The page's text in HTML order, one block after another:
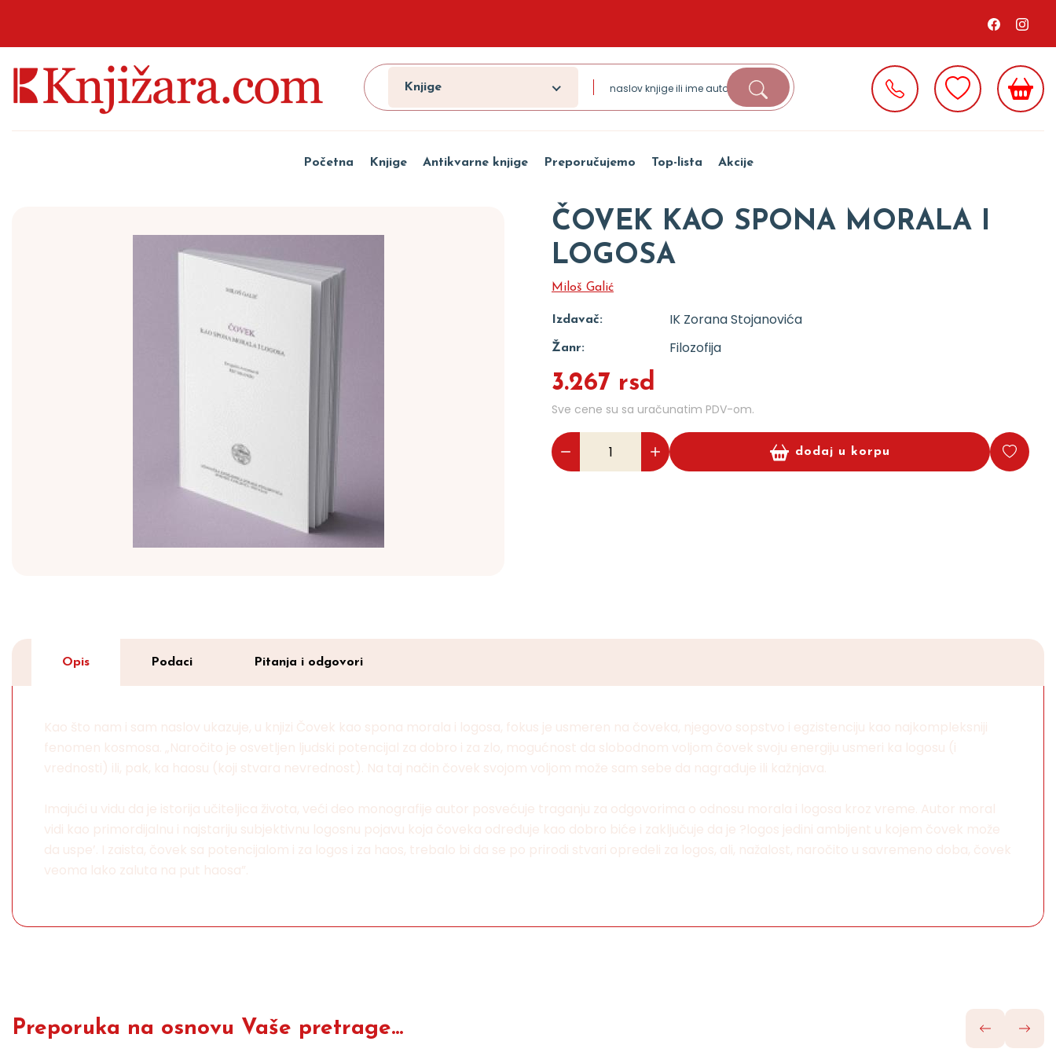
Knjige
Početna Knjige Antikvarne knjige Preporučujemo Top-lista Akcije
ČOVEK KAO SPONA MORALA I
LOGOSA
Miloš Galić
Izdavač: IK Zorana Stojanovića
Žanr: Filozofija
3.267 rsd
Sve cene su sa uračunatim PDV-om.
dodaj u korpu
Opis Podaci Pitanja i odgovori
Kao što nam i sam naslov ukazuje, u knjizi Čovek kao spona morala i logosa, fokus je usmeren na čoveka, njegovo sopstvo i egzistenciju kao najkompleksniji
fenomen kosmosa. „Naročito je osvetljen ljudski potencijal za dobro i za zlo, mogućnost da slobodnom voljom čovek svoju energiju usmeri ka logosu (i
vrednosti) ili, pak, ka haosu (koji stvara nevrednost). Na taj način čovek svojom voljom može sam sebe da nagrađuje ili kažnjava.
Imajući u vidu da je istorija učiteljica života, veći deo monografije autor posvećuje traganju za odgovorima o odnosu morala i logosa kroz vreme. Autor moral
vidi kao primordijalnu i najstariju subjektivnu logosnu pojavu koja čoveka određuje kao dobro biće i zaključuje da je ?logos jedini ambijent u kojem čovek može
da uspe’. I zaista, čovek sa potencijalom i za logos i za haos, trebalo bi da se po prirodi stvari opredeli za logos, ali, nažalost, naročito u savremeno doba, čovek
veoma lako zaluta na put haosa”.
Preporuka na osnovu Vaše pretrage...